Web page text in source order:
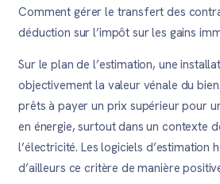
Comment gérer le transfert des
déduction sur l’impôt sur les gains
Sur le plan de l’estimation, une
objectivement la valeur vénale du
prêts à payer un prix supérieur pour
en énergie, surtout dans un contexte
l’électricité. Les logiciels d’estimation
d’ailleurs ce critère de manière